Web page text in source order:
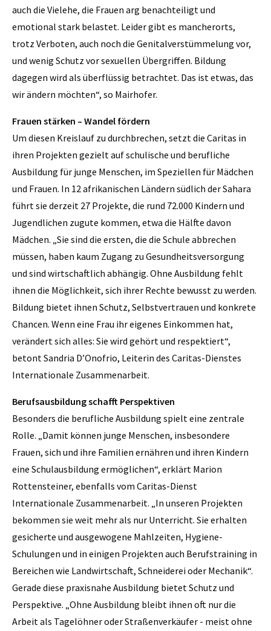
auch die Vielehe, die Frauen arg benachteiligt und
emotional stark belastet. Leider gibt es mancherorts,
trotz Verboten, auch noch die Genitalverstümmelung vor,
und wenig Schutz vor sexuellen Übergriffen. Bildung
dagegen wird als überflüssig betrachtet. Das ist etwas, das
wir ändern möchten“, so Mairhofer.
Frauen stärken – Wandel fördern
Um diesen Kreislauf zu durchbrechen, setzt die Caritas in
ihren Projekten gezielt auf schulische und berufliche
Ausbildung für junge Menschen, im Speziellen für Mädchen
und Frauen. In 12 afrikanischen Ländern südlich der Sahara
führt sie derzeit 27 Projekte, die rund 72.000 Kindern und
Jugendlichen zugute kommen, etwa die Hälfte davon
Mädchen. „Sie sind die ersten, die die Schule abbrechen
müssen, haben kaum Zugang zu Gesundheitsversorgung
und sind wirtschaftlich abhängig. Ohne Ausbildung fehlt
ihnen die Möglichkeit, sich ihrer Rechte bewusst zu werden.
Bildung bietet ihnen Schutz, Selbstvertrauen und konkrete
Chancen. Wenn eine Frau ihr eigenes Einkommen hat,
verändert sich alles: Sie wird gehört und respektiert“,
betont Sandria D’Onofrio, Leiterin des Caritas-Dienstes
Internationale Zusammenarbeit.
Berufsausbildung schafft Perspektiven
Besonders die berufliche Ausbildung spielt eine zentrale
Rolle. „Damit können junge Menschen, insbesondere
Frauen, sich und ihre Familien ernähren und ihren Kindern
eine Schulausbildung ermöglichen“, erklärt Marion
Rottensteiner, ebenfalls vom Caritas-Dienst
Internationale Zusammenarbeit. „In unseren Projekten
bekommen sie weit mehr als nur Unterricht. Sie erhalten
gesicherte und ausgewogene Mahlzeiten, Hygiene-
Schulungen und in einigen Projekten auch Berufstraining in
Bereichen wie Landwirtschaft, Schneiderei oder Mechanik“.
Gerade diese praxisnahe Ausbildung bietet Schutz und
Perspektive. „Ohne Ausbildung bleibt ihnen oft nur die
Arbeit als Tagelöhner oder Straßenverkäufer - meist ohne